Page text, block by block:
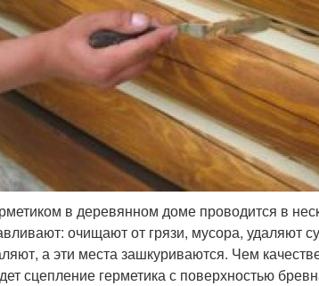
в деревянном доме проводится в
очищают от грязи, мусора, удаляют
а эти места зашкуриваются. Чем
сцепление герметика с поверхностью